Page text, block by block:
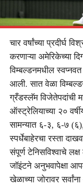
चार वर्षांच्या प्रदीर्घ
करणाऱ्या अमेरिकेच्या
विम्बल्डनमधील
आली. सात वेळा
ग्रँडस्लॅम विजेतेपदांची
ऑस्ट्रेलियाच्या २०
सामन्यात ६-३, ६-७
स्पर्धेबाहेरचा रस्ता
संपूर्ण टेनिसविश्वाचे लक्ष
जॉइंटने अनुभवापेक्षा
खेळाच्या जोरावर